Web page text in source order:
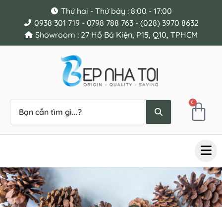
Thứ hai - Thứ bảy : 8:00 - 17:00
0938 301 719 - 0798 788 763 - (028) 3970 8632
Showroom : 27 Hồ Bá Kiện, P15, Q10, TPHCM
0